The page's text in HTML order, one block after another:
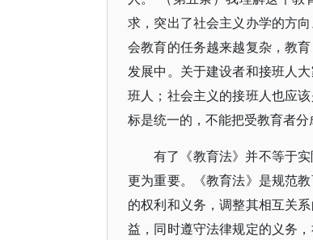
求，突出了社会主义办学的方
会教育的任务越来越复杂，教
发展中。关于建设者和接班人
班人；社会主义的接班人也应
标是统一的，不能把受教育者分
有了《教育法》并不等于
更为重要。《教育法》是规范
的权利和义务，调整其相互关
益，同时遵守法律规定的义务